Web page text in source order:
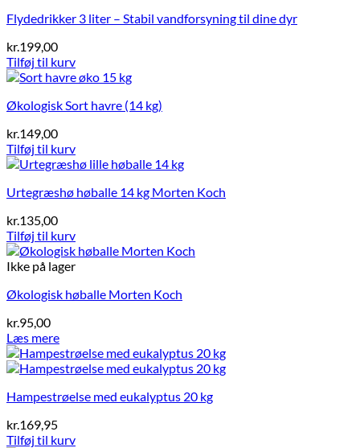
har
varianter.
Mulighederne
kan
på
varesiden
Flydedrikker 3 liter – Stabil vandforsyning til dine dyr
kr.199,00
Tilføj til kurv
Økologisk Sort havre (14 kg)
kr.149,00
Tilføj til kurv
Urtegræshø høballe 14 kg Morten Koch
kr.135,00
Tilføj til kurv
Ikke på lager
Økologisk høballe Morten Koch
kr.95,00
Læs mere
Hampestrøelse med eukalyptus 20 kg
kr.169,95
Tilføj til kurv